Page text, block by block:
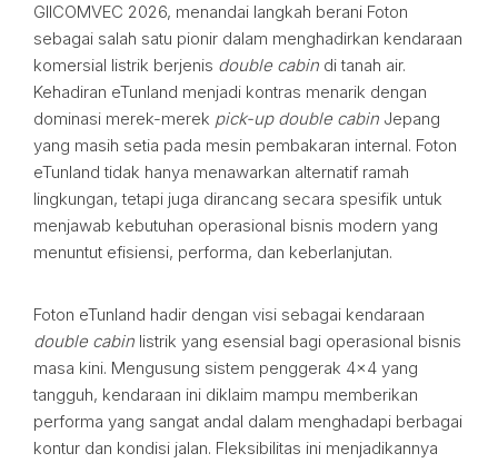
GIICOMVEC 2026, menandai langkah berani Foton
sebagai salah satu pionir dalam menghadirkan kendaraan
komersial listrik berjenis double cabin di tanah air.
Kehadiran eTunland menjadi kontras menarik dengan
dominasi merek-merek pick-up double cabin Jepang
yang masih setia pada mesin pembakaran internal. Foton
eTunland tidak hanya menawarkan alternatif ramah
lingkungan, tetapi juga dirancang secara spesifik untuk
menjawab kebutuhan operasional bisnis modern yang
menuntut efisiensi, performa, dan keberlanjutan.
Foton eTunland hadir dengan visi sebagai kendaraan
double cabin listrik yang esensial bagi operasional bisnis
masa kini. Mengusung sistem penggerak 4×4 yang
tangguh, kendaraan ini diklaim mampu memberikan
performa yang sangat andal dalam menghadapi berbagai
kontur dan kondisi jalan. Fleksibilitas ini menjadikannya